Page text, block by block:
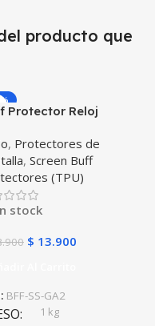
producto que
Protector Reloj
Galaxy Watch
2
, Protectores de
, Screen Buff
(TPU)
stock
$ 13.900
BFF-SS-GA2
1 kg